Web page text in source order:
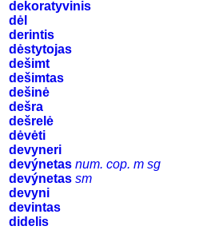
dekoratyvinis
dėl
derintis
dėstytojas
dešimt
dešimtas
dešinė
dešra
dešrelė
dėvėti
devyneri
devýnetas num. cop. m sg
devýnetas sm
devyni
devintas
didelis